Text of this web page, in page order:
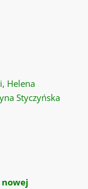
Helena
Styczyńska